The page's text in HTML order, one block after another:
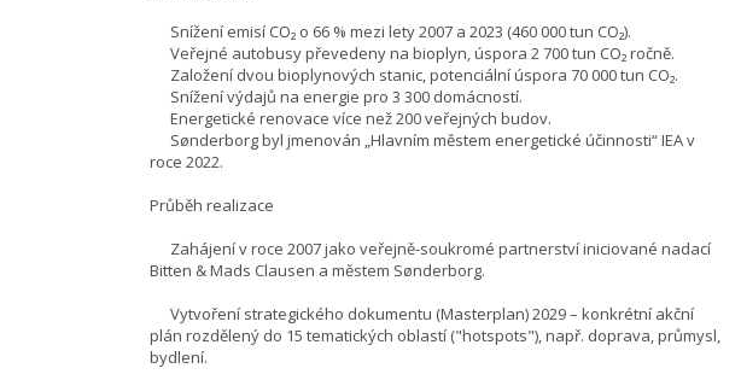
Snížení emisí CO₂ o 66 % mezi lety 2007 a 2023 (460 000 tun CO₂).
Veřejné autobusy převedeny na bioplyn, úspora 2 700 tun CO₂ ročně.
Založení dvou bioplynových stanic, potenciální úspora 70 000 tun CO₂.
Snížení výdajů na energie pro 3 300 domácností.
Energetické renovace více než 200 veřejných budov.
Sønderborg byl jmenován „Hlavním městem energetické účinnosti“ IEA v
roce 2022.
Průběh realizace
Zahájení v roce 2007 jako veřejně-soukromé partnerství iniciované nadací
Bitten & Mads Clausen a městem Sønderborg.
Vytvoření strategického dokumentu (Masterplan) 2029 – konkrétní akční
plán rozdělený do 15 tematických oblastí ("hotspots"), např. doprava, průmysl,
bydlení.